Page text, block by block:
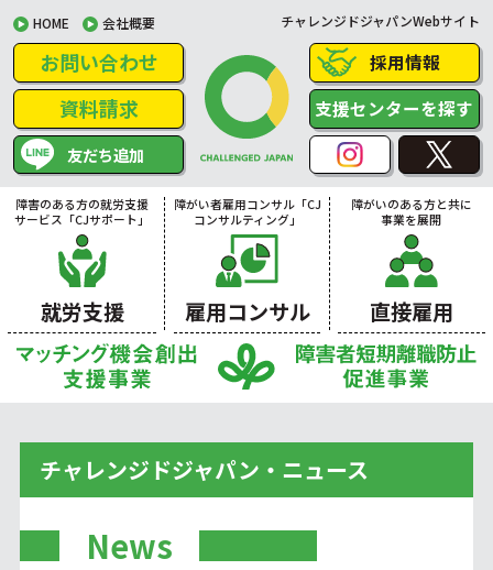
HOME 会社概要 チャレンジドジャパンWebサイト
お問い合わせ
資料請求
友だち追加
採用情報
支援センターを探す
障害のある方の就労支援
サービス「CJサポート」
就労支援
障がい者雇用コンサル「CJ
コンサルティング」
雇用コンサル
障がいのある方と共に
事業を展開
直接雇用
チャレンジドジャパン・ニュース
News